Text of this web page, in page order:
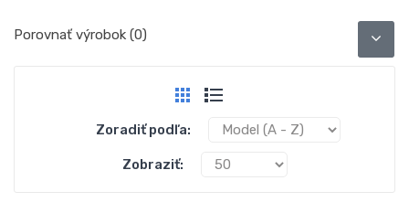
Porovnať výrobok (0)
Zoradiť podľa:
Zobraziť: